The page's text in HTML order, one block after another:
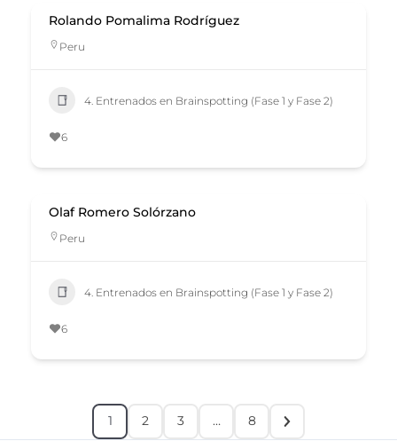
Rolando Pomalima Rodríguez
Peru
4. Entrenados en Brainspotting (Fase 1 y Fase 2)
6
Olaf Romero Solórzano
Peru
4. Entrenados en Brainspotting (Fase 1 y Fase 2)
6
1 2 3 … 8